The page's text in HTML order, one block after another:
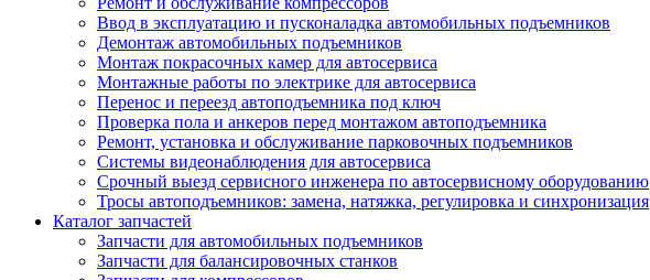
Ввод в эксплуатацию и пусконаладка автомобильных подъемников
Демонтаж автомобильных подъемников
Монтаж покрасочных камер для автосервиса
Монтажные работы по электрике для автосервиса
Перенос и переезд автоподъемника под ключ
Проверка пола и анкеров перед монтажом автоподъемника
Ремонт, установка и обслуживание парковочных подъемников
Системы видеонаблюдения для автосервиса
Срочный выезд сервисного инженера по автосервисному оборудованию
Тросы автоподъемников: замена, натяжка, регулировка и синхронизация
Каталог запчастей
Запчасти для автомобильных подъемников
Запчасти для балансировочных станков